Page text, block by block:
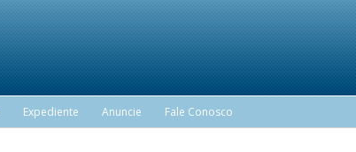
Expediente Anuncie Fale Conosco